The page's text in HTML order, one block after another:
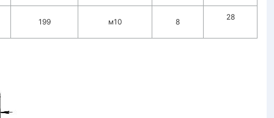
199 м10 8
28